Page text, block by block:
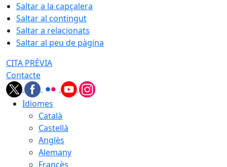
Saltar a la capçalera
Saltar al contingut
Saltar a relacionats
Saltar al peu de pàgina
CITA PRÈVIA
Contacte
Idiomes
Català
Castellà
Anglès
Alemany
Francès